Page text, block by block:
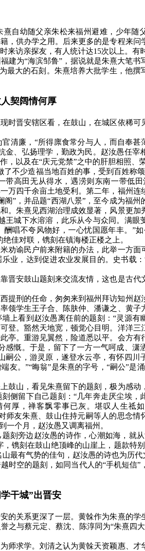
自幼随父亲朱松来福州避难，少年随
，供办学之用。后来更多的是专程来问
来访亲探友，有人统计达15次以上。有
建为“海滨邹鲁”，据说就是朱熹大笔书
最大的石刻。朱熹培养大批学生，他撰
契阔情何厚
时晋安辖区看，在鼓山，在城区依稀可
清廉，“所得廪食常分与人，而自奉甚
金、弘扬理学，勤政为民。赵汝愚任宰
以及在“庆元党禁”之中的肝胆相照、
不少造福当地百姓的事，受到百姓称
带高田无从得水，遇涝则东南一带低田
万四千余亩土地受利。第二年，福州连
”，并品题“西湖八景”，至今成为福州
。朱熹见西湖治理成效显著，风景更加
王城下水溶溶，此乐从今与众同。满眼
唱不夸风物好，一心忧国愿年丰。”
佳对联，镌刻在镇海楼正楼之上。
劝谕民户前来附籍的办法，此举一方面
业，达到促进农业发展目的。史书载
晋安鼓山题刻来交流友情，这也是古代
提刑的任命，匆匆来到福州拜访知州赵
领学生王子合、陈肤仲、潘谦之、黄子
上看到赵汝愚离任前的题刻：“灵源有
登。豁然天地宽，顿觉心目明。洋洋三
亭。重游见翼然，险道悉以平。会方有
感慨。于是，留下了一方一气呵成、潇
公，游灵原，遂登水云亭，有怀四川
友。”“晦翁”是朱熹的字号，“嗣公”是
鼓山，看见朱熹留下的题刻，极为感动
侧留下自己题刻：“几年奔走厌尘埃，
厚，禅客飘零事已灰。堪叹人生祗
师友朱熹、鼓山住持元嗣等人的思念情
一个月，赵汝愚又调离福州。
刻旁边赵汝愚的诗作，心潮如海，就从
镌刻在鼓山绝顶峰的山崖上，题款特
最有气势的佳句，赵汝愚的诗也为历代
时空的题刻，如同当代人的“手机短信”
干城”出晋安
的关系更深了一层。黄榦作为朱熹的学
之与蔡元定、蔡沈、陈淳同为“朱熹四
师求学。刘清之认为黄榦天资颖惠、才